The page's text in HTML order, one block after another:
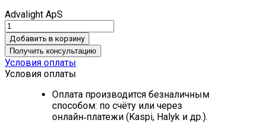
Advalight ApS
Добавить в корзину
Получить консультацию
Условия оплаты
Условия оплаты
Оплата производится безналичным
способом: по счёту или через
онлайн‑платежи (Kaspi, Halyk и др.).